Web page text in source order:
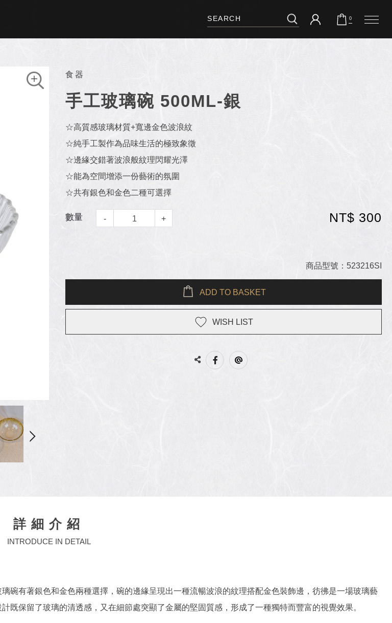
0
食器
手工玻璃碗 500ML-銀
☆高質感玻璃材質+寬邊金色波浪紋
☆純手工製作為品味生活的極致象徵
☆邊緣交錯著波浪般紋理閃耀光澤
☆能為空間增添一份藝術的氛圍
☆共有銀色和金色二種可選擇
數量 - + NT$ 300
商品型號：523216SI
ADD TO BASKET
WISH LIST
詳細介紹
INTRODUCE IN DETAIL
碗有著銀色和金色兩種選擇，碗的邊緣呈現出一種流暢波浪的紋理搭配金色裝飾邊，彷彿是一場玻璃藝
保留了玻璃的清透感，又在細節處突顯了金屬的堅固質感，形成了一種獨特而豐富的視覺效果。